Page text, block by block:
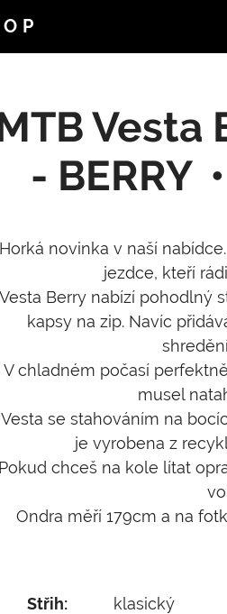
Vesta
- BERRY
Horká novinka v naší
jezdce, kteří
Vesta Berry nabízí pohodlný
kapsy na zip. Navíc
V chladném počasí
musel
Vesta se stahováním na
je vyrobena z
Pokud chceš na kole lítat
Ondra měří 179cm a na
Střih:
klasický